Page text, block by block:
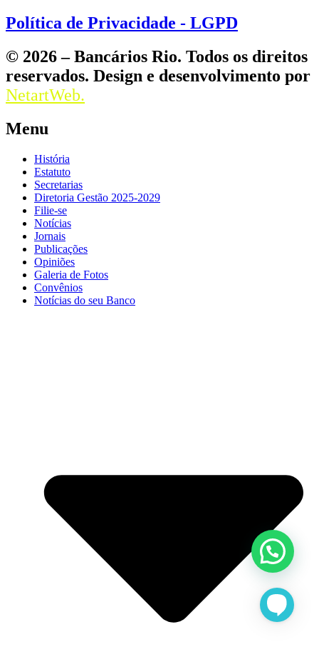
Política de Privacidade - LGPD
© 2026 – Bancários Rio. Todos os direitos
reservados. Design e desenvolvimento por
NetartWeb.
Menu
História
Estatuto
Secretarias
Diretoria Gestão 2025-2029
Filie-se
Notícias
Jornais
Publicações
Opiniões
Galeria de Fotos
Convênios
Notícias do seu Banco